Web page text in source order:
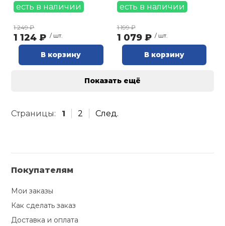
есть в наличии
1 249 ₽
1 124 ₽ / шт.
В корзину
есть в наличии
1 199 ₽
1 079 ₽ / шт.
В корзину
Показать ещё
Страницы: 1 2 След.
Покупателям
Мои заказы
Как сделать заказ
Доставка и оплата